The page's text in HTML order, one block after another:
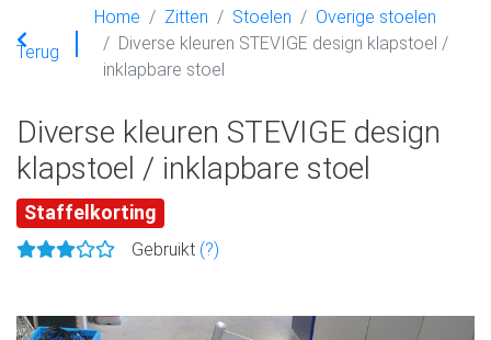
Terug
Home Zitten Stoelen
Overige stoelen
Diverse kleuren STEVIGE design klapstoel /
inklapbare stoel
Diverse kleuren STEVIGE design
klapstoel / inklapbare stoel
Staffelkorting
Gebruikt (?)